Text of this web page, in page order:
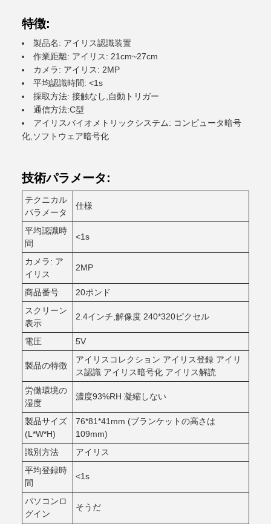
特徴:
製品名: アイリス認識装置
作業距離: アイリス: 21cm~27cm
カメラ: アイリス: 2MP
平均認識時間: <1s
採取方法: 接触なし,自動トリガー
通信方法:C型
アイリスバイオメトリックシステム: コンピュータ暗号
化,ソフトウェア暗号化
技術パラメータ:
テクニカル
パラメータ
仕様
平均認識時
間
<1s
カメラ: ア
イリス
2MP
商品番号
20ポンド
スクリーン
表示
2.4インチ,解像度 240*320ピクセル
電圧 5V
製品の特徴
アイリスコレクション アイリス登録 アイリ
ス認識 アイリス暗号化 アイリス解読
労働環境の
湿度
濃度93%RH 凝縮しない
製品サイズ
(L*W*H)
76*81*41mm (ブランケットの高さは
109mm)
識別方法
アイリス
平均登録時
間
<1s
パソコンロ
グイン
そうだ